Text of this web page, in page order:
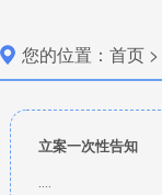
您的位置： 首页 >
立案一次性告知